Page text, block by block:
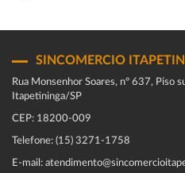
SINCOMERCIO
Rua Monsenhor Soares, nº 637, Piso
Itapetininga/SP
CEP: 18200-009
Telefone: (15) 3271-1758
E-mail: